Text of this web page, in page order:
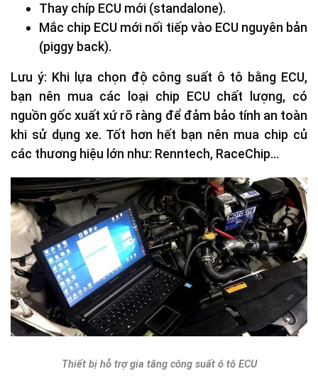
Thay chíp ECU mới (standalone).
Mắc chip ECU mới nối tiếp vào ECU nguyên bản
(piggy back).
Lưu ý: Khi lựa chọn độ công suất ô tô bằng ECU,
bạn nên mua các loại chip ECU chất lượng, có
nguồn gốc xuất xứ rõ ràng để đảm bảo tính an toàn
khi sử dụng xe. Tốt hơn hết bạn nên mua chip củ
các thương hiệu lớn như: Renntech, RaceChip…
Thiết bị hỗ trợ gia tăng công suất ô tô ECU